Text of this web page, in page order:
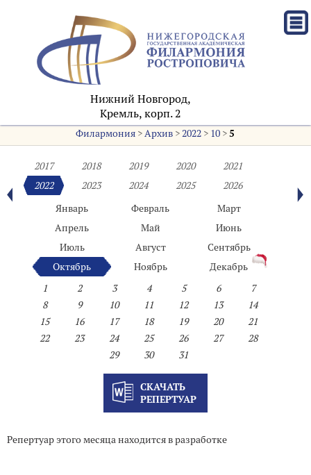
Нижний Новгород,
Кремль, корп. 2
Филармония >Архив >2022 > 10 >5
2017 2018 2019 2020
2021
2022
2023 2024 2025
2026
Январь
Февраль
Март
Апрель
Май
Июнь
Июль
Август
Сентябрь
Октябрь
Ноябрь
Декабрь
1
2 3 4 5 6
7
8
9 10 11 12 13
14
15
16 17 18 19 20
21
22
23 24 25 26 27
28
29
30 31
СКАЧАТЬ
РЕПЕРТУАР
Репертуар этого месяца находится в разработке